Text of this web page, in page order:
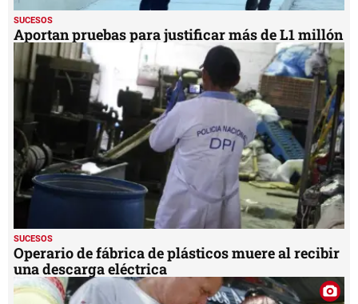
SUCESOS
Aportan pruebas para justificar más de L1 millón
SUCESOS
Operario de fábrica de plásticos muere al recibir
una descarga eléctrica